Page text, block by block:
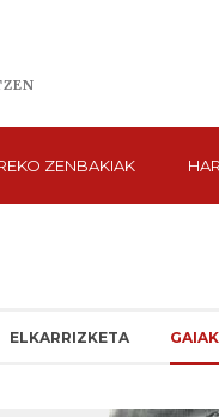
ZENBAKIAK
ELKARRIZKETA GAIAK